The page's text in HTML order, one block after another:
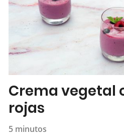
Crema vegetal
rojas
5 minutos